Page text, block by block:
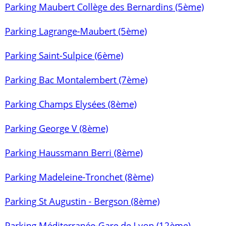
Parking Maubert Collège des Bernardins (5ème)
Parking Lagrange-Maubert (5ème)
Parking Saint-Sulpice (6ème)
Parking Bac Montalembert (7ème)
Parking Champs Elysées (8ème)
Parking George V (8ème)
Parking Haussmann Berri (8ème)
Parking Madeleine-Tronchet (8ème)
Parking St Augustin - Bergson (8ème)